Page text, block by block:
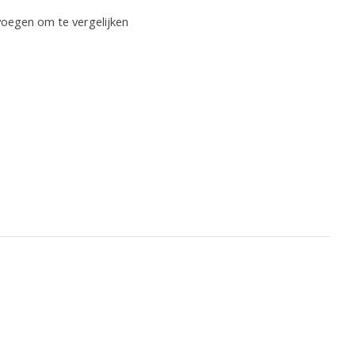
om te vergelijken